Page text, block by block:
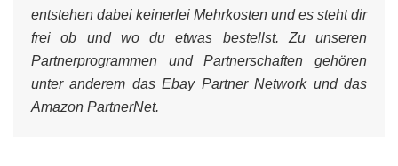
entstehen dabei keinerlei Mehrkosten und es steht dir
frei ob und wo du etwas bestellst. Zu unseren
Partnerprogrammen und Partnerschaften gehören
unter anderem das Ebay Partner Network und das
Amazon PartnerNet.